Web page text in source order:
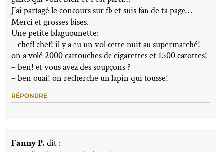
J'ai partagé le concours sur fb et suis fan de ta page…
Merci et grosses bises.
Une petite blaguounette:
– chef! chef! il y a eu un vol cette nuit au supermarché!
on a volé 2000 cartouches de cigarettes et 1500 carottes!
– ben! et vous avez des soupçons ?
– ben ouai! on recherche un lapin qui tousse!
RÉPONDRE
Fanny P. dit :